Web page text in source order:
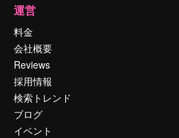
運営
料金
会社概要
Reviews
採用情報
検索トレンド
ブログ
イベント